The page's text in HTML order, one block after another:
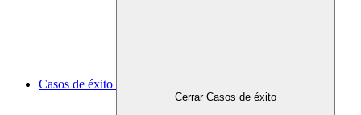
Casos de éxito
Cerrar Casos de éxito